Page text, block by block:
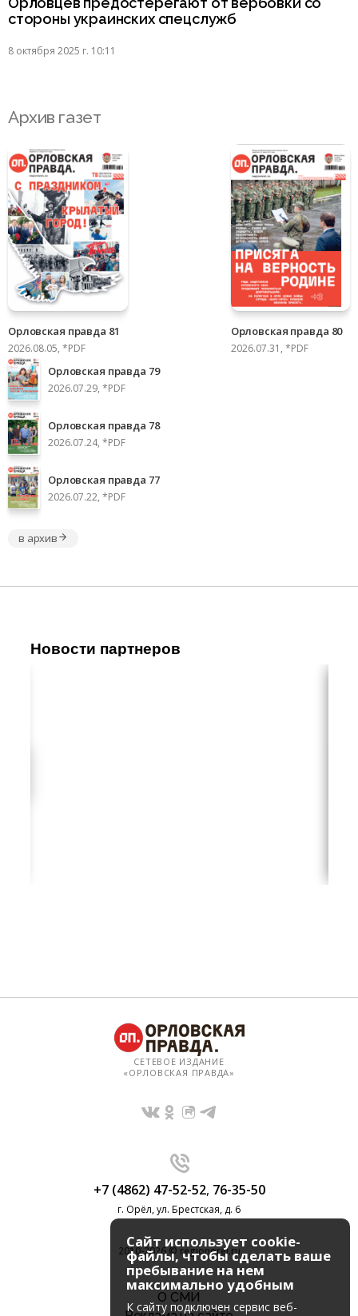
стороны украинских спецслужб
8 октября 2025 г. 10:11
Архив газет
Орловская правда 81
2026.08.05, *PDF
Орловская правда 80
2026.07.31, *PDF
Орловская правда 79
2026.07.29, *PDF
Орловская правда 78
2026.07.24, *PDF
Орловская правда 77
2026.07.22, *PDF
в архив
Новости партнеров
СЕТЕВОЕ ИЗДАНИЕ
«ОРЛОВСКАЯ ПРАВДА»
+7 (4862) 47-52-52, 76-35-50
г. Орёл, ул. Брестская, д. 6
2010-2026 © regionorel.ru
О СМИ
Сайт использует cookie-
файлы, чтобы сделать ваше
пребывание на нем
максимально удобным
К cайту подключен сервис веб-